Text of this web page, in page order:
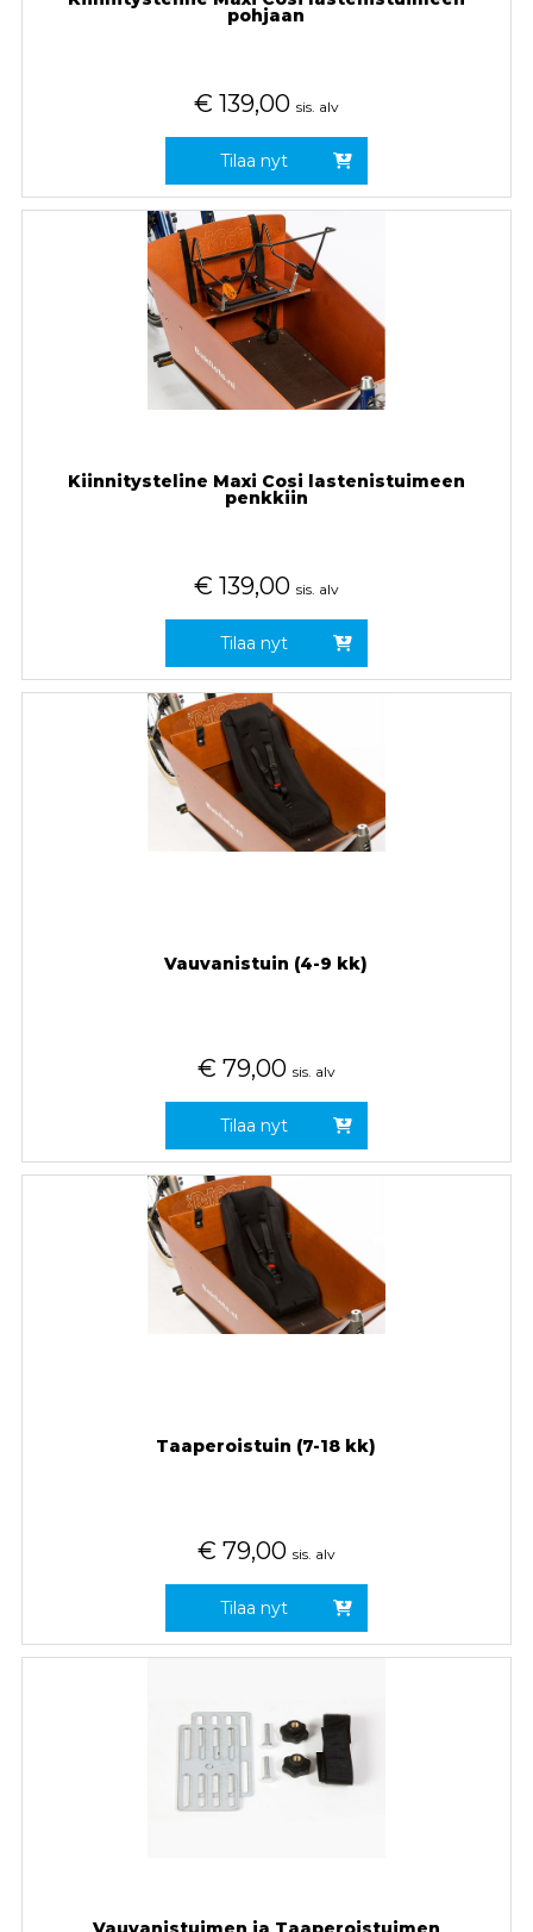
pohjaan
€ 139,00 sis. alv
Tilaa nyt
Kiinnitysteline Maxi Cosi lastenistuimeen
penkkiin
€ 139,00 sis. alv
Tilaa nyt
Vauvanistuin (4-9 kk)
€ 79,00 sis. alv
Tilaa nyt
Taaperoistuin (7-18 kk)
€ 79,00 sis. alv
Tilaa nyt